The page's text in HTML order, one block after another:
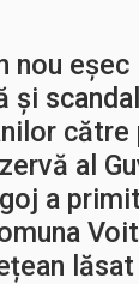
nou eșec
și
către
al
a